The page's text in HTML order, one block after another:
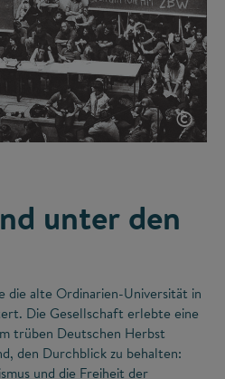
©
unter den
die alte Ordinarien-Universität in
Die Gesellschaft erlebte eine
trüben Deutschen Herbst
den Durchblick zu behalten:
und die Freiheit der